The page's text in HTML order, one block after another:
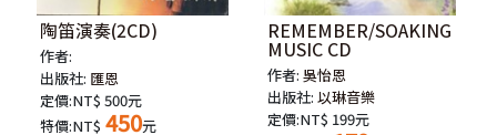
陶笛演奏(2CD)
作者:
出版社: 匯恩
定價:NT$ 500元
特價:NT$ 450元
REMEMBER/SOAKING
MUSIC CD
作者:吳怡恩
出版社:以琳音樂
定價:NT$ 199元